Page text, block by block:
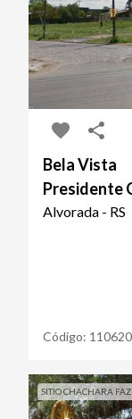
Bela Vista
Presidente
Alvorada - RS
Código: 110620
SITIO CHACHARA